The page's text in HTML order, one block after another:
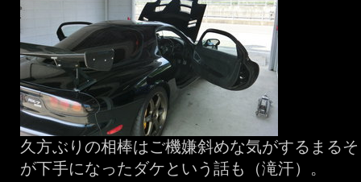
久方ぶりの相棒はご機嫌斜めな気がするまる
が下手になったダケという話も（滝汗）。